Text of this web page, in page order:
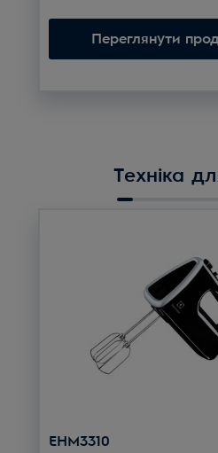
Переглянути
Техніка
EHM3310